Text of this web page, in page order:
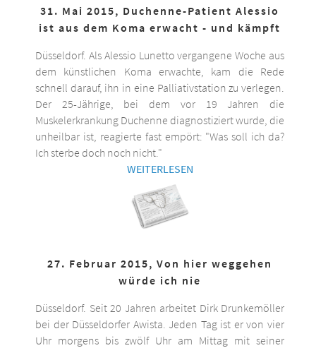
31. Mai 2015, Duchenne-Patient Alessio
ist aus dem Koma erwacht - und kämpft
Düsseldorf. Als Alessio Lunetto vergangene Woche aus
dem künstlichen Koma erwachte, kam die Rede
schnell darauf, ihn in eine Palliativstation zu verlegen.
Der 25-Jährige, bei dem vor 19 Jahren die
Muskelerkrankung Duchenne diagnostiziert wurde, die
unheilbar ist, reagierte fast empört: "Was soll ich da?
Ich sterbe doch noch nicht."
WEITERLESEN
27. Februar 2015, Von hier weggehen
würde ich nie
Düsseldorf. Seit 20 Jahren arbeitet Dirk Drunkemöller
bei der Düsseldorfer Awista. Jeden Tag ist er von vier
Uhr morgens bis zwölf Uhr am Mittag mit seiner